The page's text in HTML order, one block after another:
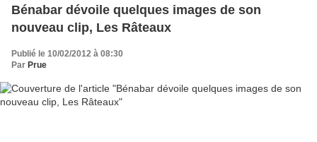
Bénabar dévoile quelques images de son
nouveau clip, Les Râteaux
Publié le 10/02/2012 à 08:30
Par Prue